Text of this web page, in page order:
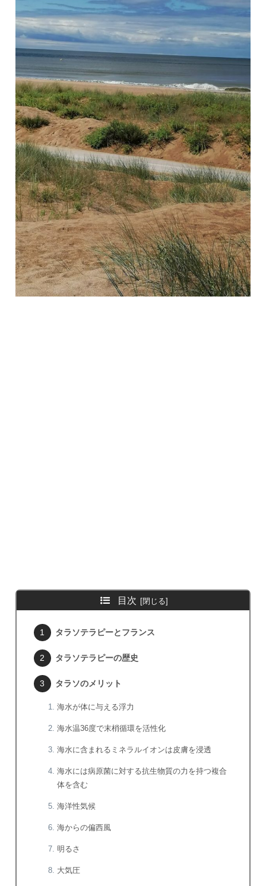
目次
タラソテラピーとフランス
タラソテラピーの歴史
タラソのメリット
海水が体に与える浮力
海水温36度で末梢循環を活性化
海水に含まれるミネラルイオンは皮膚を浸透
海水には病原菌に対する抗生物質の力を持つ複合
体を含む
海洋性気候
海からの偏西風
明るさ
大気圧